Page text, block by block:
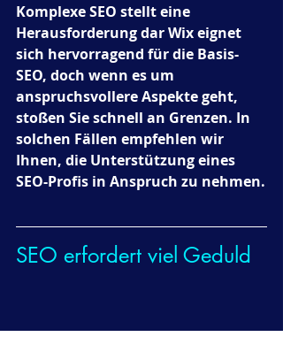
Komplexe SEO stellt eine
Herausforderung dar Wix eignet
sich hervorragend für die Basis-
SEO, doch wenn es um
anspruchsvollere Aspekte geht,
stoßen Sie schnell an Grenzen. In
solchen Fällen empfehlen wir
Ihnen, die Unterstützung eines
SEO-Profis in Anspruch zu nehmen.
SEO erfordert viel Geduld